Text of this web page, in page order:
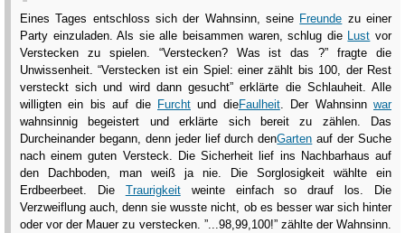
Eines Tages entschloss sich der Wahnsinn, seine Freunde zu einer
Party einzuladen. Als sie alle beisammen waren, schlug die
Lust vor
Verstecken zu spielen. “Verstecken? Was ist das ?” fragte die
Unwissenheit. “Verstecken ist ein Spiel: einer zählt bis 100, der Rest
versteckt sich und wird dann gesucht” erklärte die Schlauheit. Alle
willigten ein bis auf die Furcht und dieFaulheit. Der Wahnsinnwar
wahnsinnig begeistert und erklärte sich bereit zu zählen. Das
Durcheinander begann, denn jeder lief durch denGarten auf der Suche
nach einem guten Versteck. Die Sicherheit lief ins Nachbarhaus auf
den Dachboden, man weiß ja nie. Die Sorglosigkeit wählte ein
Erdbeerbeet. Die Traurigkeitweinte einfach so drauf los. Die
Verzweiflung auch, denn sie wusste nicht, ob es besser war sich hinter
oder vor der Mauer zu verstecken. ”...98,99,100!” zählte der Wahnsinn.